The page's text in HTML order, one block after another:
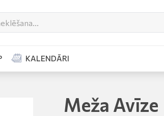
KALENDĀRI
Meža Avīze